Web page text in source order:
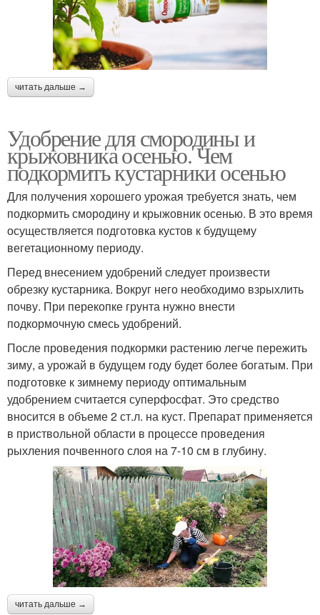
читать дальше →
Удобрение для смородины и
крыжовника осенью. Чем
подкормить кустарники осенью
Для получения хорошего урожая требуется знать, чем
подкормить смородину и крыжовник осенью. В это время
осуществляется подготовка кустов к будущему
вегетационному периоду.
Перед внесением удобрений следует произвести
обрезку кустарника. Вокруг него необходимо взрыхлить
почву. При перекопке грунта нужно внести
подкормочную смесь удобрений.
После проведения подкормки растению легче пережить
зиму, а урожай в будущем году будет более богатым. При
подготовке к зимнему периоду оптимальным
удобрением считается суперфосфат. Это средство
вносится в объеме 2 ст.л. на куст. Препарат применяется
в приствольной области в процессе проведения
рыхления почвенного слоя на 7-10 см в глубину.
читать дальше →